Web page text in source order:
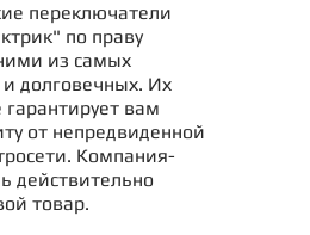
переключатели
по праву
из самых
и долговечных. Их
вам
от непредвиденной
Компания-
действительно
товар.